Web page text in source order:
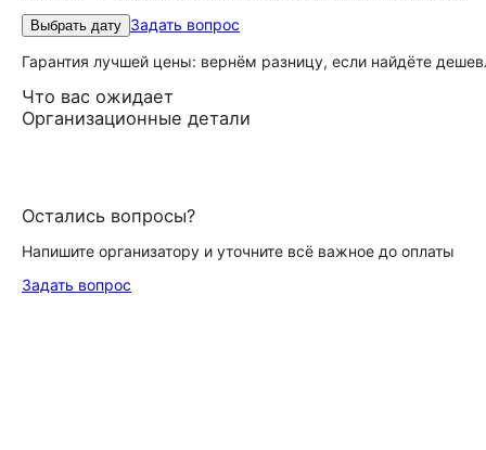
Выбрать дату Задать вопрос
Гарантия лучшей цены: вернём разницу, если найдёте
Что вас ожидает
Организационные детали
Остались вопросы?
Напишите организатору и уточните всё важное до оплаты
Задать вопрос